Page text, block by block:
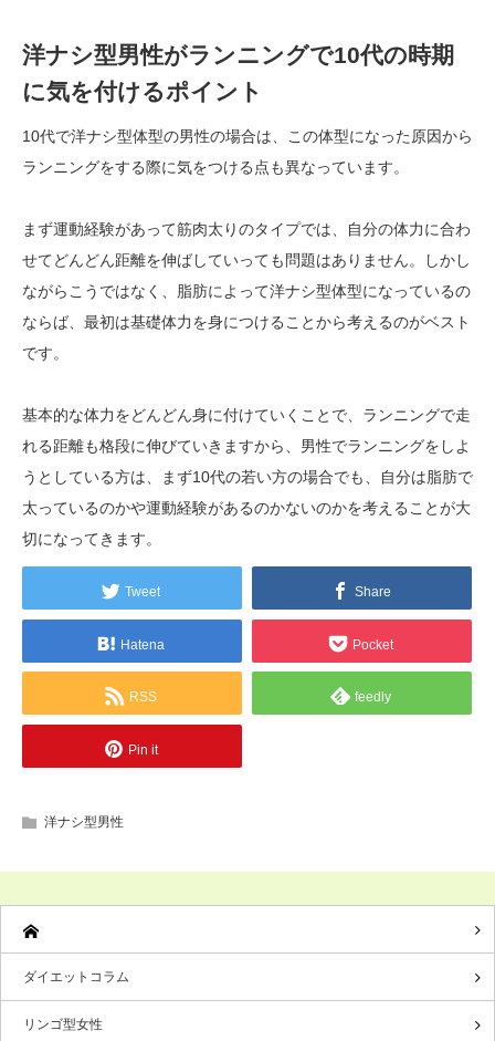
洋ナシ型男性がランニングで10代の時期
に気を付けるポイント
10代で洋ナシ型体型の男性の場合は、この体型になった原因から
ランニングをする際に気をつける点も異なっています。
まず運動経験があって筋肉太りのタイプでは、自分の体力に合わ
せてどんどん距離を伸ばしていっても問題はありません。しかし
ながらこうではなく、脂肪によって洋ナシ型体型になっているの
ならば、最初は基礎体力を身につけることから考えるのがベスト
です。
基本的な体力をどんどん身に付けていくことで、ランニングで走
れる距離も格段に伸びていきますから、男性でランニングをしよ
うとしている方は、まず10代の若い方の場合でも、自分は脂肪で
太っているのかや運動経験があるのかないのかを考えることが大
切になってきます。
Tweet Share
Hatena Pocket
RSS feedly
Pin it
洋ナシ型男性
ダイエットコラム
リンゴ型女性